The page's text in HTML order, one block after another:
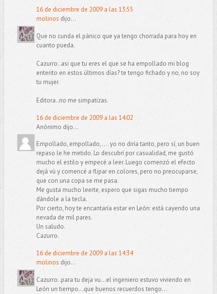
16 de diciembre de 2009 a las 13:55
molinos dijo...
Que no cunda el pánico que ya tengo chorrada para hoy en
cuanto pueda.
Cazurro..asi que tu eres el que se ha empollado mi blog
enterito en estos últimos días? te tengo fichado y no, no soy
tu mujer.
Editora..no me simpatizas.
16 de diciembre de 2009 a las 14:02
Anónimo dijo...
Empollado, empollado,.... yo no diría tanto, pero sí, un buen
repaso le he metido. Lo descubrí por casualidad, me gustó
mucho el estilo y empecé a leer. Luego comenzó el efecto
dejá vù y comencé a flipar en colores, pero no preocuparse,
que con una copa se me pasa.
Me gusta mucho leerte, espero que sigas mucho tiempo
dándole a la tecla.
Por cierto, hoy te encantaría estar en León: está cayendo una
nevada de mil pares.
Un saludo.
Cazurro.
16 de diciembre de 2009 a las 14:34
molinos dijo...
Cazurro..para tu deja vu...el ingeniero estuvo viviendo en
León un tiempo...que buenos recuerdos tengo...